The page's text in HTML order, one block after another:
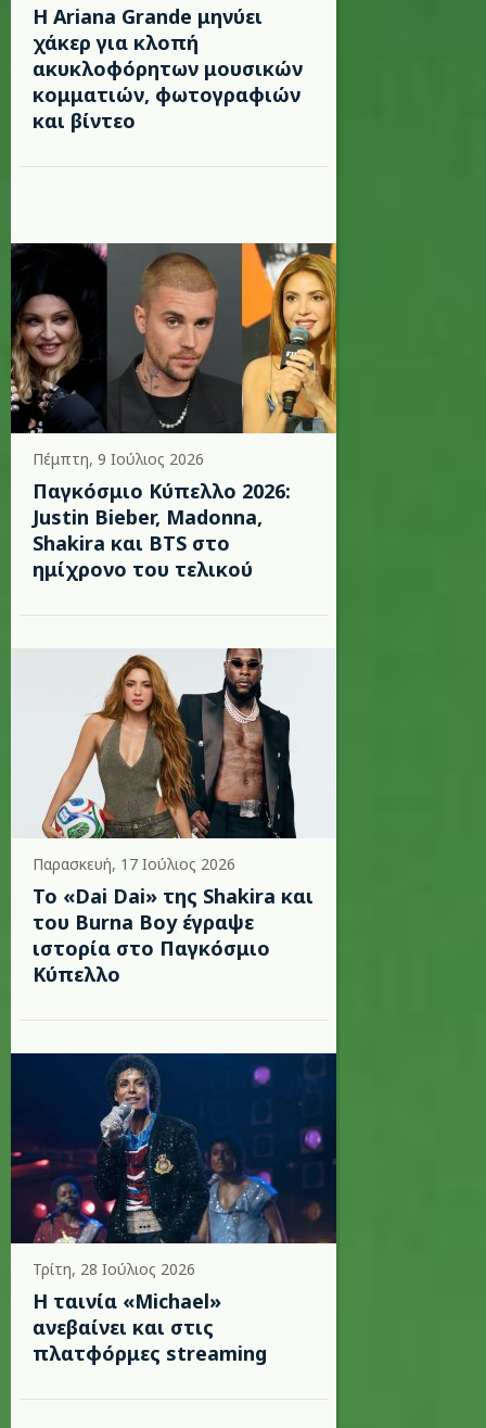
Η Ariana Grande μηνύει
χάκερ για κλοπή
ακυκλοφόρητων μουσικών
κομματιών, φωτογραφιών
και βίντεο
Πέμπτη, 9 Ιούλιος 2026
Παγκόσμιο Κύπελλο 2026:
Justin Bieber, Madonna,
Shakira και BTS στο
ημίχρονο του τελικού
Παρασκευή, 17 Ιούλιος 2026
To «Dai Dai» της Shakira και
του Burna Boy έγραψε
ιστορία στο Παγκόσμιο
Κύπελλο
Τρίτη, 28 Ιούλιος 2026
Η ταινία «Michael»
ανεβαίνει και στις
πλατφόρμες streaming